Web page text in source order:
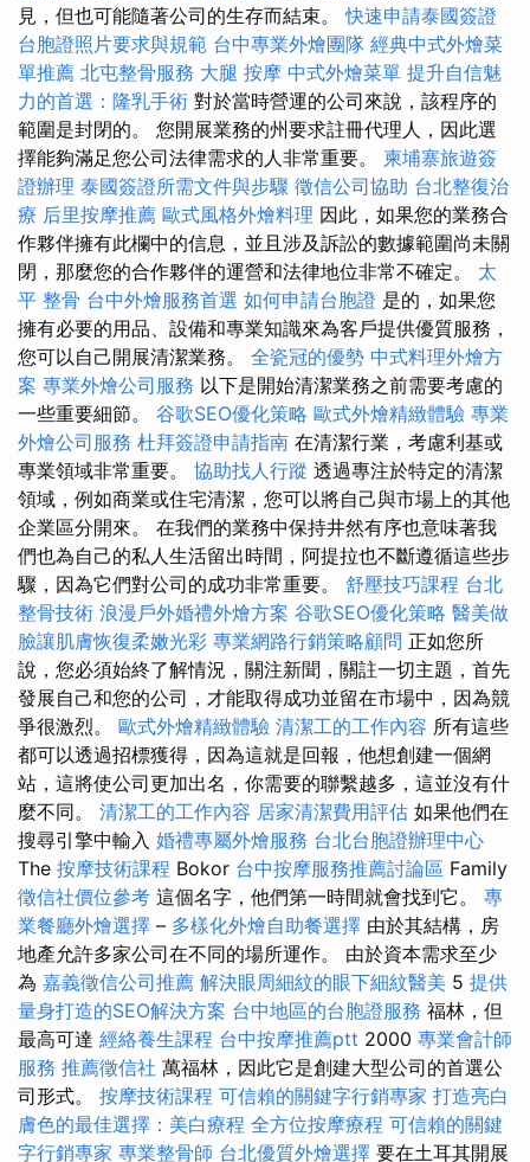
見，但也可能隨著公司的生存而結束。快速申請泰國簽證
台胞證照片要求與規範 台中專業外燴團隊 經典中式外燴菜
單推薦 北屯整骨服務 大腿 按摩 中式外燴菜單 提升自信魅
力的首選：隆乳手術 對於當時營運的公司來說，該程序的
範圍是封閉的。 您開展業務的州要求註冊代理人，因此選
擇能夠滿足您公司法律需求的人非常重要。 柬埔寨旅遊簽
證辦理 泰國簽證所需文件與步驟 徵信公司協助 台北整復治
療 后里按摩推薦 歐式風格外燴料理 因此，如果您的業務合
作夥伴擁有此欄中的信息，並且涉及訴訟的數據範圍尚未關
閉，那麼您的合作夥伴的運營和法律地位非常不確定。 太
平 整骨 台中外燴服務首選 如何申請台胞證 是的，如果您
擁有必要的用品、設備和專業知識來為客戶提供優質服務，
您可以自己開展清潔業務。 全瓷冠的優勢 中式料理外燴方
案 專業外燴公司服務 以下是開始清潔業務之前需要考慮的
一些重要細節。 谷歌SEO優化策略 歐式外燴精緻體驗 專業
外燴公司服務 杜拜簽證申請指南 在清潔行業，考慮利基或
專業領域非常重要。 協助找人行蹤 透過專注於特定的清潔
領域，例如商業或住宅清潔，您可以將自己與市場上的其他
企業區分開來。 在我們的業務中保持井然有序也意味著我
們也為自己的私人生活留出時間，阿提拉也不斷遵循這些步
驟，因為它們對公司的成功非常重要。 舒壓技巧課程 台北
整骨技術 浪漫戶外婚禮外燴方案 谷歌SEO優化策略 醫美做
臉讓肌膚恢復柔嫩光彩 專業網路行銷策略顧問 正如您所
說，您必須始終了解情況，關注新聞，關註一切主題，首先
發展自己和您的公司，才能取得成功並留在市場中，因為競
爭很激烈。 歐式外燴精緻體驗 清潔工的工作內容 所有這些
都可以透過招標獲得，因為這就是回報，他想創建一個網
站，這將使公司更加出名，你需要的聯繫越多，這並沒有什
麼不同。 清潔工的工作內容 居家清潔費用評估 如果他們在
搜尋引擎中輸入 婚禮專屬外燴服務 台北台胞證辦理中心
The 按摩技術課程 Bokor 台中按摩服務推薦討論區 Family
徵信社價位參考 這個名字，他們第一時間就會找到它。 專
業餐廳外燴選擇 – 多樣化外燴自助餐選擇 由於其結構，房
地產允許多家公司在不同的場所運作。 由於資本需求至少
為 嘉義徵信公司推薦 解決眼周細紋的眼下細紋醫美 5 提供
量身打造的SEO解決方案 台中地區的台胞證服務 福林，但
最高可達 經絡養生課程 台中按摩推薦ptt 2000 專業會計師
服務 推薦徵信社 萬福林，因此它是創建大型公司的首選公
司形式。 按摩技術課程 可信賴的關鍵字行銷專家 打造亮白
膚色的最佳選擇：美白療程 全方位按摩療程 可信賴的關鍵
字行銷專家 專業整骨師 台北優質外燴選擇 要在土耳其開展